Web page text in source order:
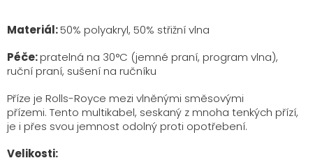
Materiál:50% polyakryl, 50% střižní vlna
Péče:pratelná na 30°C (jemné praní, program vlna),
ruční praní, sušení na ručníku
Příze je Rolls-Royce mezi vlněnými směsovými
přízemi. Tento multikabel, seskaný z mnoha tenkých přízí,
je i přes svou jemnost odolný proti opotřebení.
Velikosti: